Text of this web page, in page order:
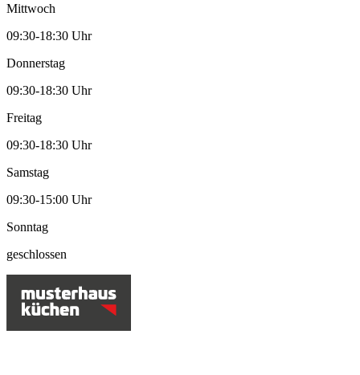
Mittwoch
09:30-18:30 Uhr
Donnerstag
09:30-18:30 Uhr
Freitag
09:30-18:30 Uhr
Samstag
09:30-15:00 Uhr
Sonntag
geschlossen